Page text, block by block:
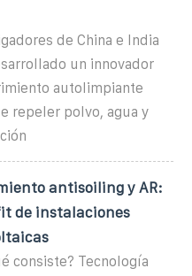
de China e India
un innovador
autolimpiante
repeler polvo, agua y
antisoiling y AR:
de instalaciones
consiste? Tecnología